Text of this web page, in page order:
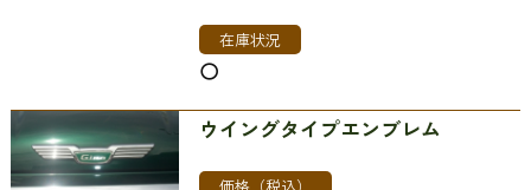
在庫状況
〇
ウイングタイプエンブレム